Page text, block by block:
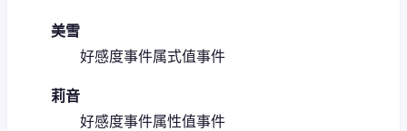
美雪
好感度事件属式值事件
莉音
好感度事件属性值事件